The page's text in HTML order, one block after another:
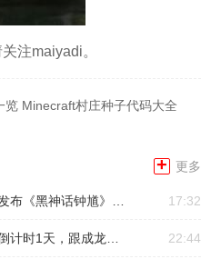
注maiyadi。
览 Minecraft村庄种子代码大全
+ 更多
17:32
22:44